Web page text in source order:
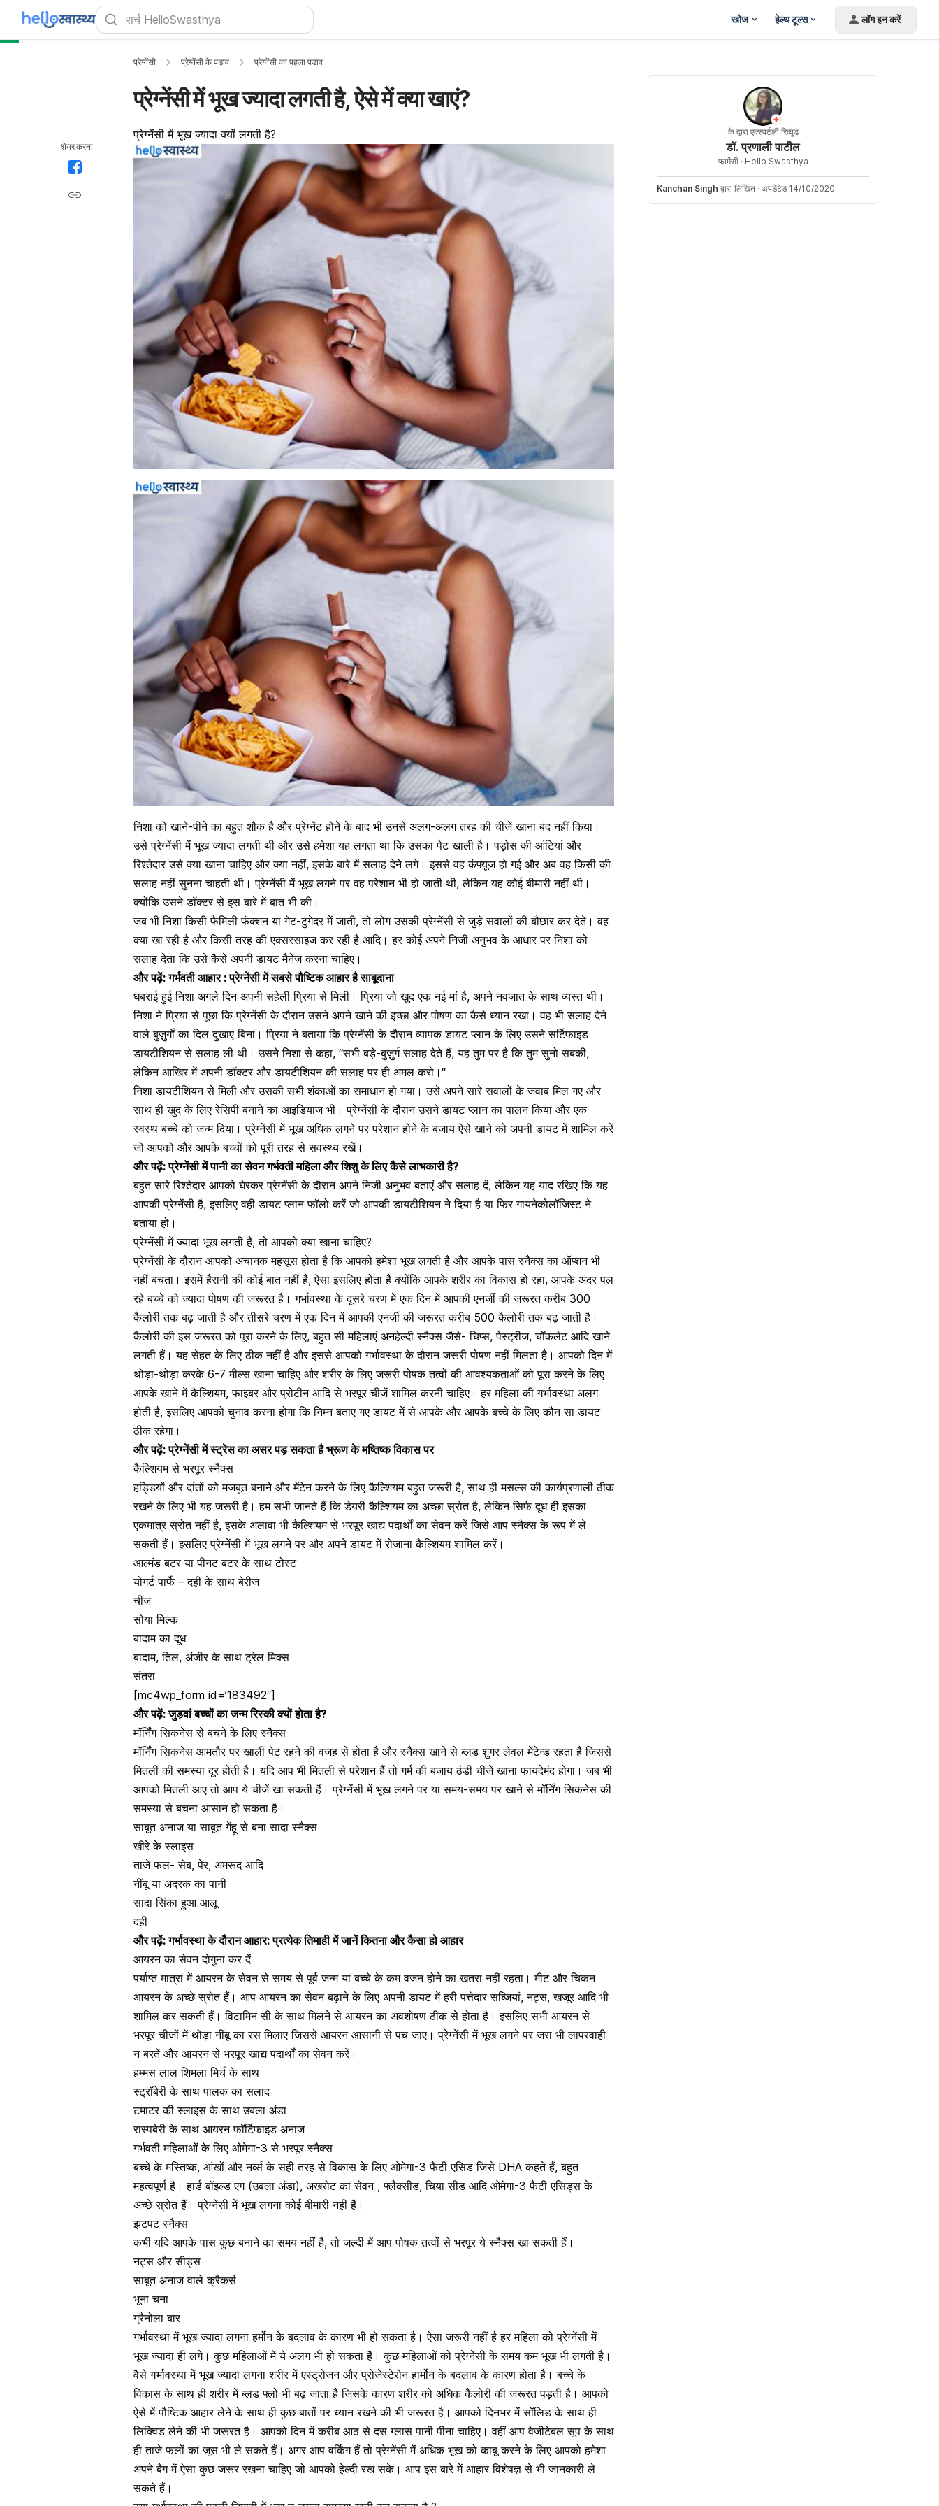
खोज हेल्थ टूल्स लॉग इन करें
शेयर करना
प्रेग्नेंसी प्रेग्नेंसी के पड़ाव प्रेग्नेंसी का पहला पड़ाव
प्रेग्नेंसी में भूख ज्यादा लगती है, ऐसे में क्या खाएं?
प्रेग्नेंसी में भूख ज्यादा क्यों लगती है?
निशा को खाने-पीने का बहुत शौक है और प्रेग्नेंट होने के बाद भी उनसे अलग-अलग तरह की चीजें खाना बंद नहीं किया।
उसे प्रेग्नेंसी में भूख ज्यादा लगती थी और उसे हमेशा यह लगता था कि उसका पेट खाली है। पड़ोस की आंटियां और
रिश्तेदार उसे क्या खाना चाहिए और क्या नहीं, इसके बारे में सलाह देने लगे। इससे वह कंफ्यूज हो गई और अब वह किसी की
सलाह नहीं सुनना चाहती थी। प्रेग्नेंसी में भूख लगने पर वह परेशान भी हो जाती थी, लेकिन यह कोई बीमारी नहीं थी।
क्योंकि उसने डॉक्टर से इस बारे में बात भी की।
जब भी निशा किसी फैमिली फंक्शन या गेट-टुगेदर में जाती, तो लोग उसकी प्रेग्नेंसी से जुड़े सवालों की बौछार कर देते। वह
क्या खा रही है औरकिसी तरह की एक्सरसाइज कर रही है आदि। हर कोई अपने निजी अनुभव के आधार पर निशा को
सलाह देता कि उसे कैसे अपनी डायट मैनेज करना चाहिए।
और पढ़ें:गर्भवती आहार : प्रेग्नेंसी में सबसे पौष्टिक आहार है साबूदाना
घबराई हुई निशा अगले दिन अपनी सहेली प्रिया से मिली। प्रिया जो खुद एकनई मां है, अपने नवजात के साथ व्यस्त थी।
निशा ने प्रिया से पूछा कि प्रेग्नेंसी के दौरान उसने अपने खाने की इच्छा और पोषण का कैसे ध्यान रखा। वह भी सलाह देने
वाले बुज़ुर्गों का दिल दुखाए बिना। प्रिया ने बताया किप्रेग्नेंसी के दौरान व्यापक डायट प्लानके लिए उसने सर्टिफाइड
डायटीशियन से सलाह ली थी। उसने निशा से कहा, “सभी बड़े-बुज़ुर्ग सलाह देते हैं, यह तुम पर है कि तुम सुनो सबकी,
लेकिन आखिर में अपनी डॉक्टर और डायटीशियन की सलाह पर ही अमल करो। “
निशा डायटीशियन से मिली और उसकी सभी शंकाओं का समाधान हो गया। उसे अपने सारे सवालों के जवाब मिल गए और
साथ ही खुद के लिए रेसिपी बनाने का आइडियाज भी। प्रेग्नेंसी के दौरान उसने डायट प्लान का पालन किया और एक
स्वस्थ बच्चे को जन्म दिया। प्रेग्नेंसी में भूख अधिक लगने पर परेशान होने के बजाय ऐसे खाने को अपनी डायट में शामिल करें
जो आपको और आपके बच्चों को पूरी तरह से सवस्थ्य रखें।
और पढ़ें:प्रेग्नेंसी में पानी का सेवन गर्भवती महिला और शिशु के लिए कैसे लाभकारी है?
बहुत सारे रिश्तेदार आपको घेरकर प्रेग्नेंसी के दौरान अपने निजी अनुभव बताएं और सलाह दें, लेकिन यह याद रखिए कि यह
आपकी प्रेग्नेंसी है, इसलिए वही डायट प्लान फॉलो करें जो आपकी डायटीशियन ने दिया है या फिरगायनेकोलॉजिस्टने
बताया हो।
प्रेग्नेंसी में ज्यादा भूख लगती है, तो आपको क्या खाना चाहिए?
प्रेग्नेंसी के दौरान आपको अचानक महसूस होता है कि आपको हमेशा भूखलगती है और आपके पास स्नैक्स का ऑप्शन भी
नहीं बचता। इसमें हैरानी की कोई बात नहीं है, ऐसा इसलिए होता है क्योंकि आपके शरीर का विकास हो रहा, आपके अंदर पल
रहे बच्चे को ज्यादा पोषण की जरूरत है। गर्भावस्था के दूसरे चरणमें एक दिन में आपकी एनर्जी की जरूरत करीब 300
कैलोरी तकबढ़ जाती है और तीसरे चरण में एक दिन में आपकी एनर्जीकी जरूरतकरीब 500 कैलोरी तक बढ़ जाती है।
कैलोरी की इस जरूरत को पूरा करने के लिए, बहुत सी महिलाएं अनहेल्दी स्नैक्स जैसे- चिप्स, पेस्ट्रीज, चॉकलेट आदि खाने
लगती हैं। यह सेहत के लिए ठीक नहीं है और इससे आपको गर्भावस्था के दौरान जरूरी पोषण नहीं मिलता है। आपको दिन में
थोड़ा-थोड़ा करके 6-7 मील्स खाना चाहिए और शरीर के लिए जरूरी पोषक तत्वों की आवश्यकताओं को पूरा करने के लिए
आपके खाने में कैल्शियम, फाइबर और प्रोटीन आदि से भरपूर चीजें शामिल करनी चाहिए। हर महिला की गर्भावस्था अलग
होती है, इसलिए आपको चुनाव करना होगा कि निम्न बताए गए डायट में से आपके और आपके बच्चे के लिए कौन सा डायट
ठीक रहेगा।
और पढ़ें:प्रेग्नेंसी में स्ट्रेस का असर पड़ सकता है भ्रूण के मष्तिष्क विकास पर
कैल्शियम से भरपूर स्नैक्स
हड्डियों और दांतों को मजबूत बनाने और मेंटेन करने के लिए कैल्शियम बहुत जरूरी है, साथ ही मसल्स की कार्यप्रणाली ठीक
रखने के लिए भी यह जरूरी है। हम सभी जानते हैं कि डेयरी कैल्शियम का अच्छा स्रोत है, लेकिन सिर्फ दूध ही इसका
एकमात्र स्रोत नहीं है, इसके अलावा भीकैल्शियम से भरपूर खाद्य पदार्थों का सेवनकरें जिसे आप स्नैक्स के रूप में ले
सकती हैं। इसलिएप्रेग्नेंसी में भूख लगने पर और अपने डायट में रोजाना कैल्शियम शामिल करें।
आल्मंड बटर या पीनट बटर के साथ टोस्ट
योगर्टपार्फे – दही के साथ बेरीज
चीज
सोया मिल्क
बादाम का दूध
बादाम,तिल, अंजीर के साथ ट्रेल मिक्स
संतरा
[mc4wp_form id=’183492″]
और पढ़ें:जुड़वां बच्चों का जन्म रिस्की क्यों होता है?
मॉर्निंग सिकनेस से बचने के लिए स्नैक्स
मॉर्निंग सिकनेस आमतौर पर खाली पेट रहने की वजह से होता है और स्नैक्स खाने से ब्लड शुगर लेवल मेंटेन्ड रहता है जिससे
मितली की समस्या दूर होती है। यदि आप भी मितली से परेशान हैं तो गर्म की बजाय ठंडी चीजें खाना फायदेमंद होगा। जब भी
आपको मितली आए तो आप ये चीजें खा सकती हैं।प्रेग्नेंसी में भूख लगने पर या समय-समय पर खाने से मॉर्निंग सिकनेस की
समस्या से बचना आसान हो सकता है।
साबूत अनाज या साबूत गेंहू से बना सादा स्नैक्स
खीरे के स्लाइस
ताजे फल- सेब, पेर, अमरूद आदि
नींबू या अदरक का पानी
सादा सिंका हुआ आलू
दही
और पढ़ें:गर्भावस्था के दौरान आहार: प्रत्येक तिमाही में जानें कितना और कैसा हो आहार
आयरन का सेवन दोगुना कर दें
पर्याप्त मात्रा में आयरन के सेवन से समय से पूर्व जन्म या बच्चे के कम वजन होने का खतरा नहीं रहता। मीट और चिकन
आयरन के अच्छे स्रोत हैं। आप आयरन का सेवन बढ़ाने के लिए अपनी डायट में हरी पत्तेदार सब्जियां, नट्स, खजूर आदि भी
शामिल कर सकती हैं।विटामिन सी के साथ मिलने से आयरन का अवशोषण ठीक से होता है। इसलिए सभी आयरन से
भरपूर चीजों में थोड़ा नींबू का रस मिलाए जिससे आयरन आसानी से पच जाए।प्रेग्नेंसी में भूख लगने पर जरा भी लापरवाही
न बरतें और आयरन से भरपूर खाद्य पदार्थों का सेवन करें।
हम्मस लाल शिमला मिर्च के साथ
स्ट्रॉबेरी के साथ पालक का सलाद
टमाटर की स्लाइस के साथ उबला अंडा
रास्पबेरी के साथ आयरनफॉर्टिफाइड अनाज
गर्भवती महिलाओं के लिए ओमेगा-3 से भरपूर स्नैक्स
बच्चे के मस्तिष्क, आंखों औरनर्व्स के सही तरह से विकास के लिए ओमेगा-3 फैटी एसिड जिसे DHA कहते हैं, बहुत
महत्वपूर्णहै । हार्ड बॉइल्ड एग (उबला अंडा), अखरोट का सेवन, फ्लैक्सीड,चिया सीड आदि ओमेगा-3 फैटी एसिड्स के
अच्छे स्रोत हैं। प्रेग्नेंसी में भूख लगना कोई बीमारी नहीं है।
झटपट स्नैक्स
कभी यदि आपके पास कुछ बनाने का समय नहीं है, तो जल्दी में आप पोषक तत्वों से भरपूर ये स्नैक्स खा सकती हैं।
नट्स औरसीड्स
साबूत अनाज वाले क्रैकर्स
भूना चना
ग्रैनोला बार
गर्भावस्था में भूख ज्यादा लगना हर्मोन के बदलाव के कारण भी हो सकता है। ऐसा जरूरी नहीं है हर महिला को प्रेग्नेंसी में
भूख ज्यादा ही लगे। कुछ महिलाओं में ये अलग भी हो सकता है। कुछ महिलाओं को प्रेग्नेंसी के समय कम भूख भी लगती है।
वैसे गर्भावस्था में भूख ज्यादा लगना शरीर में एस्ट्रोजन और प्रोजेस्टेरोन हार्मोन के बदलाव के कारण होता है।बच्चे के
विकास के साथ ही शरीर में ब्लड फ्लो भी बढ़ जाता है जिसके कारण शरीर को अधिक कैलोरी की जरूरत पड़ती है। आपको
ऐसे में पौष्टिक आहार लेने के साथ ही कुछ बातों पर ध्यान रखने की भी जरूरत है। आपको दिनभर में सॉलिड के साथ ही
लिक्विड लेने की भी जरूरत है। आपको दिन में करीब आठ से दस ग्लास पानी पीना चाहिए। वहीं आप वेजीटेबल सूप के साथ
ही ताजे फलों का जूस भी ले सकते हैं। अगर आप वर्किंग हैं तो प्रेग्नेंसी में अधिक भूख को काबू करने के लिए आपको हमेशा
अपने बैग में ऐसा कुछ जरूर रखना चाहिए जो आपको हेल्दी रख सके। आप इस बारे में आहार विशेषज्ञ से भी जानकारी ले
सकते हैं।
के द्वारा एक्स्पर्टली रिव्यूड
डॉ. प्रणाली पाटील
फार्मेसी · Hello Swasthya
Kanchan Singh द्वारा लिखित · अपडेटेड 14/10/2020